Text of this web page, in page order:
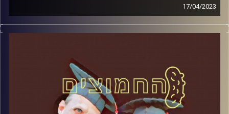
17/04/2023
המערכת הפוליטית על ספת הפסיכולוג, עם פרופסור בועז בן-
דוד ופרופסור גלעד הירשברגר.